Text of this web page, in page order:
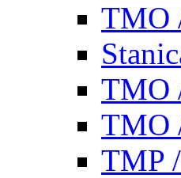
TMO
TMO
TMO
TMP